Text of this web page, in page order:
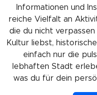
Informationen und
reiche Vielfalt an
die du nicht
Kultur liebst,
einfach nur die
lebhaften Stadt
was du für dein